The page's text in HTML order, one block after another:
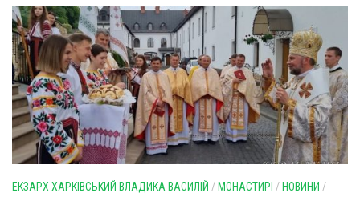
ЕКЗАРХ ХАРКІВСЬКИЙ ВЛАДИКА ВАСИЛІЙ / МОНАСТИРІ / НОВИНИ /